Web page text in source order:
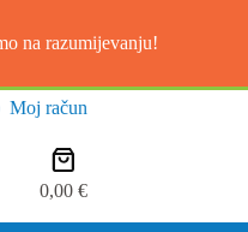
na razumijevanju!
Moj račun
Košarica
0,00 €